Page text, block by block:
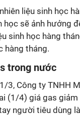
liệu sinh học
học sẽ ảnh hưởng
sinh học hàng
hàng tháng.
trong nước
3, Công ty TNHH
(1/4) giá gas
người tiêu dùng